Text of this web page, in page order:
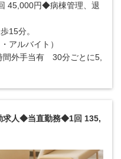
45,000円◆病棟管理、退
15分。
アルバイト）
間外手当有 30分ごとに5,
求人◆当直勤務◆1回 135,